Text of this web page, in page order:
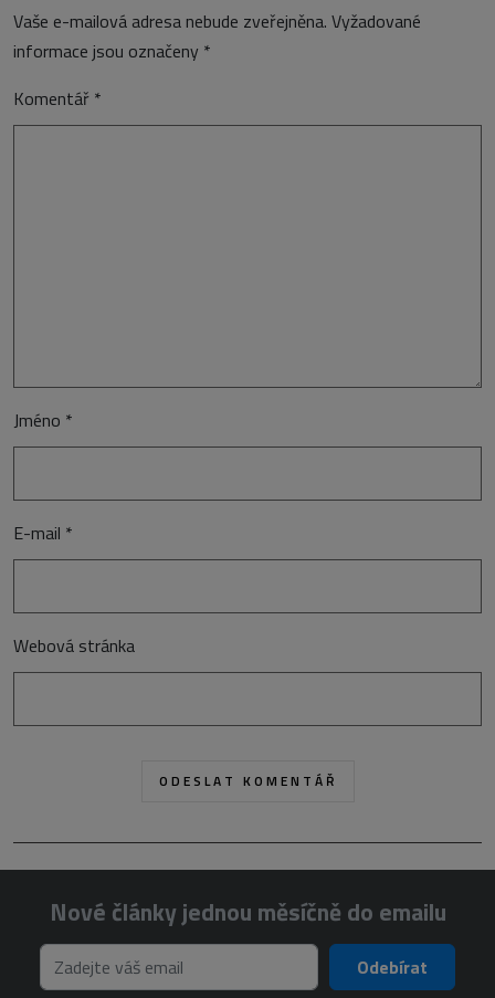
Vaše e-mailová adresa nebude zveřejněna. Vyžadované
informace jsou označeny *
Komentář *
Jméno *
E-mail *
Webová stránka
Nové články jednou měsíčně do emailu
Odebírat